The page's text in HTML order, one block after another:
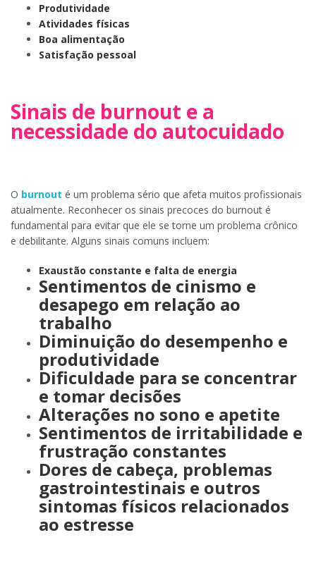
Produtividade
Atividades físicas
Boa alimentação
Satisfação pessoal
Sinais de burnout e a
necessidade do autocuidado
O burnout é um problema sério que afeta muitos profissionais
atualmente. Reconhecer os sinais precoces do burnout é
fundamental para evitar que ele se torne um problema crônico
e debilitante. Alguns sinais comuns incluem:
Exaustão constante e falta de energia
Sentimentos de cinismo e
desapego em relação ao
trabalho
Diminuição do desempenho e
produtividade
Dificuldade para se concentrar
e tomar decisões
Alterações no sono e apetite
Sentimentos de irritabilidade e
frustração constantes
Dores de cabeça, problemas
gastrointestinais e outros
sintomas físicos relacionados
ao estresse